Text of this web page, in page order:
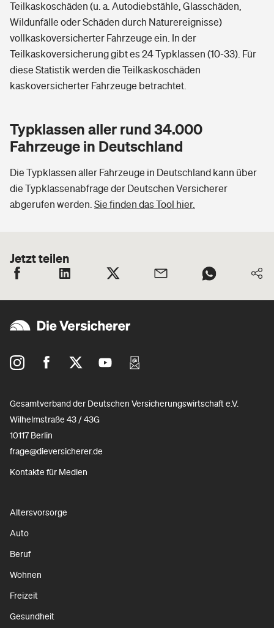
Teilkaskoschäden (u. a. Autodiebstähle, Glasschäden,
Wildunfälle oder Schäden durch Naturereignisse)
vollkaskoversicherter Fahrzeuge ein. In der
Teilkaskoversicherung gibt es 24 Typklassen (10-33). Für
diese Statistik werden die Teilkaskoschäden
kaskoversicherter Fahrzeuge betrachtet.
Typklassen aller rund 34.000
Fahrzeuge in Deutschland
Die Typklassen aller Fahrzeuge in Deutschland kann über
die Typklassenabfrage der Deutschen Versicherer
abgerufen werden. Sie finden das Tool hier.
Jetzt teilen
Gesamtverband der Deutschen Versicherungswirtschaft e.V.
Wilhelmstraße 43 / 43G
10117 Berlin
frage@dieversicherer.de
Kontakte für Medien
Altersvorsorge
Auto
Beruf
Wohnen
Freizeit
Gesundheit